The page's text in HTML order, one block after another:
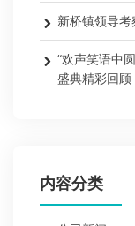
新桥镇领导
“欢声笑语中
盛典精彩回顾
内容分类